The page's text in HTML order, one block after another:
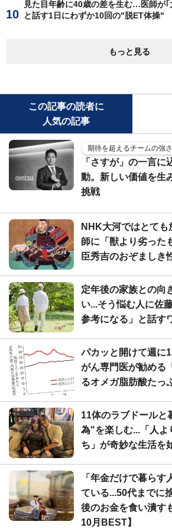
見た目年齢に40歳の差を生む…医師が｢
と話す1日にわずか10回の"脱ET体操"
もっと見る
この記事の読者に
人気の記事
期待を超えるチームの強さ
「さすが」の一言
動。新しい価値を生
挑戦
NHK大河ではとても
師に「獣より劣った
臣秀吉のおぞましき
定年後の家族との向
い...そう悩む人に佐
参考になる」と話す
パカッと開けて週に
がん専門医が勧める
るオメガ脂肪酸たっ
11体のラブドールと
為"を楽しむ...「人よ
ち」が奇妙な生活を
「年金だけで暮らす
ている...50代までに
後のお金を食い潰す
10月BEST】